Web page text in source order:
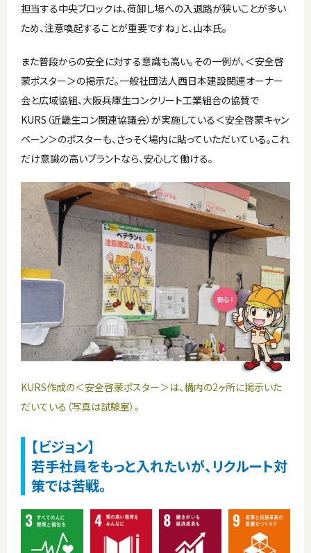
担当する中央ブロックは、荷卸し場への入退路が狭いことが多い
ため、注意喚起することが重要ですね」と、山本氏。
また普段からの安全に対する意識も高い。その一例が、＜安全啓
蒙ポスター＞の掲示だ。一般社団法人西日本建設関連オーナー
会と広域協組、大阪兵庫生コンクリート工業組合の協賛で
KURS（近畿生コン関連協議会）が実施している＜安全啓蒙キャン
ペーン＞のポスターも、さっそく場内に貼っていただいている。これ
だけ意識の高いプラントなら、安心して働ける。
KURS作成の＜安全啓蒙ポスター＞は、構内の2ヶ所に掲示いた
だいている（写真は試験室）。
【ビジョン】
若手社員をもっと入れたいが、リクルート対
策では苦戦。